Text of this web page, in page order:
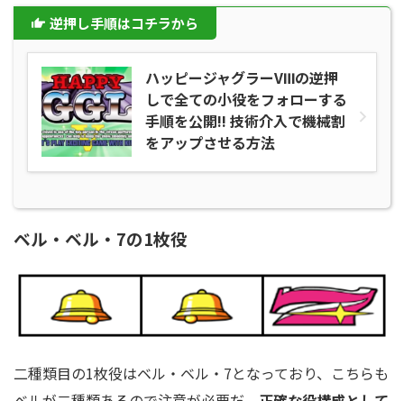
逆押し手順はコチラから
ハッピージャグラーVⅢの逆押
しで全ての小役をフォローする
手順を公開!! 技術介入で機械割
をアップさせる方法
ベル・ベル・7の1枚役
二種類目の1枚役はベル・ベル・7となっており、こちらも